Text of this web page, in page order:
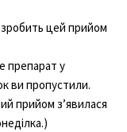
цей прийом
препарат у
ви пропустили.
прийом з’явилася